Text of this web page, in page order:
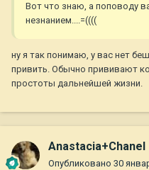
Вот что знаю, а поповоду
незнанием....=((((
ну я так понимаю, у вас нет
привить. Обычно прививают
простоты дальнейшей жизни.
Anastacia+Chanel
Опубликовано 30